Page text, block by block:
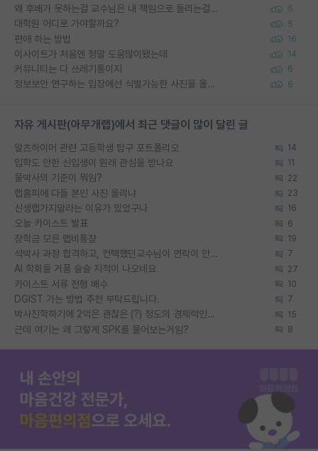
왜 후배가 못하는걸 교수님은 내 책임으로 돌리는걸까요? 6
대학원 어디로 가야할까요? 5
편애 하는 방법 16
이사이트가 처음엔 정말 도움많이됐는데 14
커뮤니티는 다 쓰레기통이지 6
정보보안 연구하는 입장에선 식별가능한 사진을 올리는건 비추이긴함 6
자유 게시판(아무개랩)에서 최근 댓글이 많이 달린 글
알츠하이머 관련 고등학생 탐구 포트폴리오 14
입학도 안한 신입생이 원래 관심을 받나요 11
물박사의 기준이 뭐임? 22
랩홈피에 다들 본인 사진 올리냐 23
신생랩가지말라는 이유가 있었구나 16
오늘 카이스트 발표 6
장학금 모은 랩비통장 19
석박사 과정 합격하고, 컨택했던교수님이 연락이 안됩니다... 7
AI 학회들 거품 슬슬 지적이 나오네요 27
카이스트 서류 전형 배수 10
DGIST 가는 방법 추천 부탁드립니다. 7
박사진학하기에 2억은 괜찮은 (?) 정도의 경제력인가요 15
근데 여기는 왜 그렇게 SPK를 물어보는거임? 8